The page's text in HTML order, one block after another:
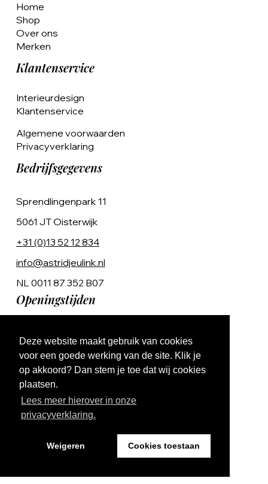
Deze website maakt gebruik van cookies
voor een goede werking van de site. Klik je
op akkoord? Dan stem je toe dat wij cookies
plaatsen.
Lees meer hierover in onze
privacyverklaring.
Weigeren Cookies toestaan
Home
Shop
Over ons
Merken
Klantenservice
Interieurdesign
Klantenservice
Algemene voorwaarden
Privacyverklaring
Bedrijfsgegevens
Sprendlingenpark 11
5061 JT Oisterwijk
+31 (0)13 52 12 834
info@astridjeulink.nl
NL 0011 87 352 B07
Openingstijden
Ma t/m Vr 9:00 - 17:00